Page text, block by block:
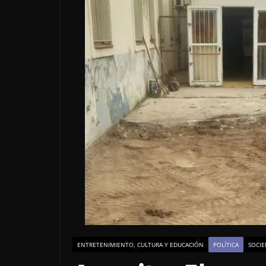
ENTRETENIMIENTO, CULTURA Y EDUCACIÓN POLÍTICA